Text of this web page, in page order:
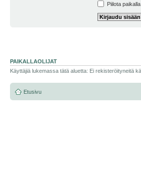
Piilota
PAIKALLAOLIJAT
Käyttäjiä lukemassa tätä aluetta: Ei rekisteröityneitä
Etusivu